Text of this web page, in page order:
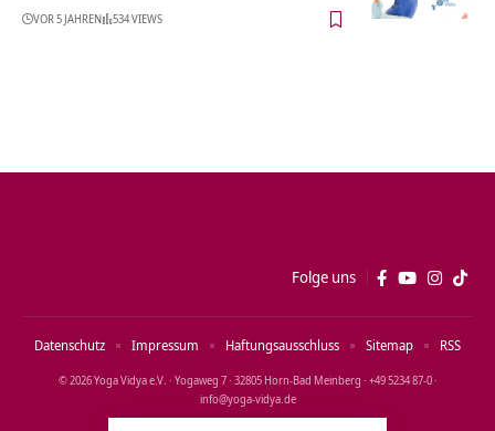
VOR 5 JAHREN 534 VIEWS
Folge uns
© 2026 Yoga Vidya e.V. · Yogaweg 7 · 32805 Horn‑Bad Meinberg · +49 5234 87‑0 ·
info@yoga‑vidya.de
Datenschutz Impressum Haftungsausschluss Sitemap RSS